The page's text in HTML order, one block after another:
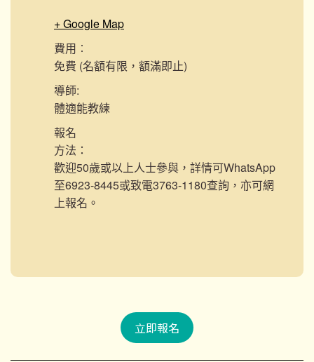
+ Google Map
費用︰
免費 (名額有限，額滿即止)
導師:
體適能教練
報名
方法：
歡迎50歲或以上人士參與，詳情可WhatsApp
至6923-8445或致電3763-1180查詢，亦可網
上報名。
立即報名